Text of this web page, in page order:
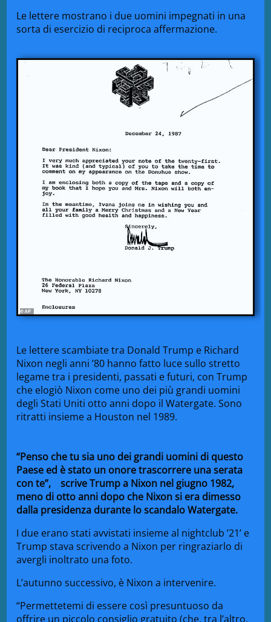
Le lettere mostrano i due uomini impegnati in una
sorta di esercizio di reciproca affermazione.
Le lettere scambiate tra Donald Trump e Richard
Nixon negli anni ’80 hanno fatto luce sullo stretto
legame tra i presidenti, passati e futuri, con Trump
che elogiò Nixon come uno dei più grandi uomini
degli Stati Uniti otto anni dopo il Watergate. Sono
ritratti insieme a Houston nel 1989.
“Penso che tu sia uno dei grandi uomini di questo
Paese ed è stato un onore trascorrere una serata
con te”,
scrive Trump a Nixon nel giugno 1982,
meno di otto anni dopo che Nixon si era dimesso
dalla presidenza durante lo scandalo Watergate.
I due erano stati avvistati insieme al nightclub ’21’ e
Trump stava scrivendo a Nixon per ringraziarlo di
avergli inoltrato una foto.
L’autunno successivo, è Nixon a intervenire.
“Permettetemi di essere così presuntuoso da
offrire un piccolo consiglio gratuito (che, tra l’altro,